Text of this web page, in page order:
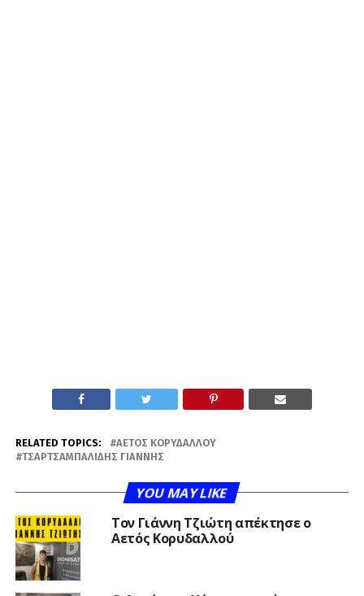
RELATED TOPICS:
ΑΕΤΌΣ ΚΟΡΥΔΑΛΛΟΎ
ΤΣΑΡΤΣΑΜΠΑΛΊΔΗΣ ΓΙΆΝΝΗΣ
YOU MAY LIKE
Τον Γιάννη Τζιώτη απέκτησε ο
Αετός Κορυδαλλού